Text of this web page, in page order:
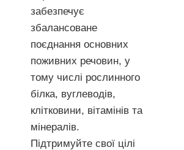
забезпечує
збалансоване
поєднання основних
поживних речовин, у
тому числі рослинного
білка, вуглеводів,
клітковини, вітамінів та
мінералів.
Підтримуйте свої цілі